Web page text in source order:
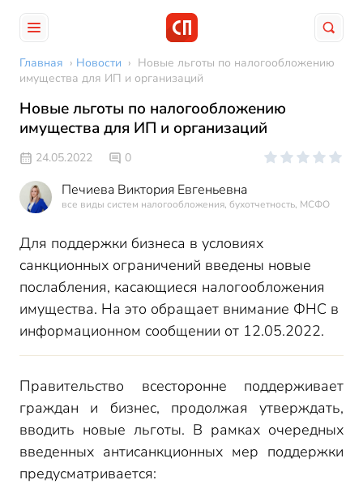
Главная › Новости › Новые льготы по налогообложению
имущества для ИП и организаций
Новые льготы по налогообложению
имущества для ИП и организаций
24.05.2022 0
Печиева Виктория Евгеньевна
все виды систем налогообложения, бухотчетность, МСФО
Для поддержки бизнеса в условиях
санкционных ограничений введены новые
послабления, касающиеся налогообложения
имущества. На это обращает внимание ФНС в
информационном сообщении от 12.05.2022.
Правительство всесторонне поддерживает
граждан и бизнес, продолжая утверждать,
вводить новые льготы. В рамках очередных
введенных антисанкционных мер поддержки
предусматривается: